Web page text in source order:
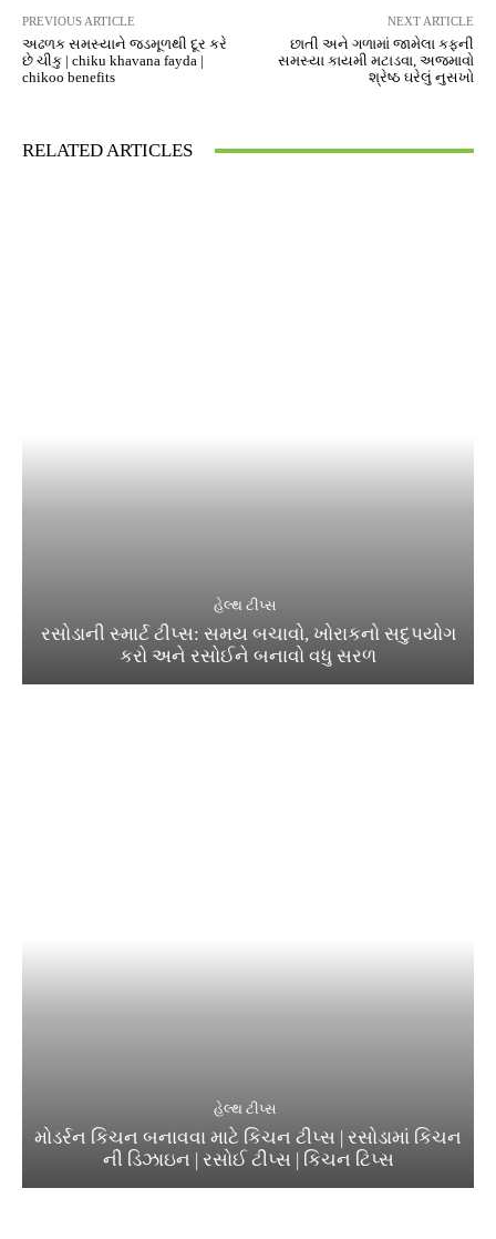
PREVIOUS ARTICLE
અઢળક સમસ્યાને જડમૂળથી દૂર કરે
છે ચીકુ | chiku khavana fayda |
chikoo benefits
NEXT ARTICLE
છાતી અને ગળામાં જામેલા કફની
સમસ્યા કાયમી મટાડવા, અજમાવો
શ્રેષ્ઠ ઘરેલું નુસખો
RELATED ARTICLES
હેલ્થ ટીપ્સ
રસોડાની સ્માર્ટ ટીપ્સ: સમય બચાવો, ખોરાકનો સદુપયોગ
કરો અને રસોઈને બનાવો વધુ સરળ
હેલ્થ ટીપ્સ
મોડર્રન કિચન બનાવવા માટે કિચન ટીપ્સ | રસોડામાં કિચન
ની ડિઝાઇન | રસોઈ ટીપ્સ | કિચન ટિપ્સ